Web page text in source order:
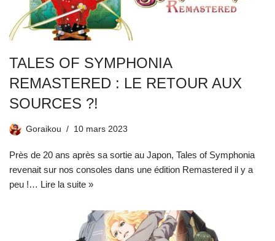
TALES OF SYMPHONIA
REMASTERED : LE RETOUR AUX
SOURCES ?!
Goraikou 10 mars 2023
Près de 20 ans après sa sortie au Japon, Tales of Symphonia
revenait sur nos consoles dans une édition Remastered il y a
peu !… Lire la suite »